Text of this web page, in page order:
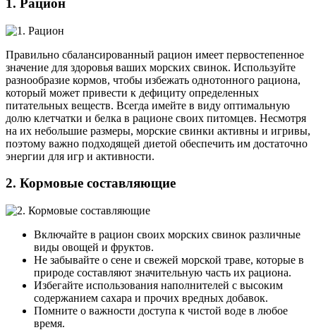
1. Рацион
Правильно сбалансированный рацион имеет первостепенное
значение для здоровья ваших морских свинок. Используйте
разнообразие кормов, чтобы избежать однотонного рациона,
который может привести к дефициту определенных
питательных веществ. Всегда имейте в виду оптимальную
долю клетчатки и белка в рационе своих питомцев. Несмотря
на их небольшие размеры, морские свинки активны и игривы,
поэтому важно подходящей диетой обеспечить им достаточно
энергии для игр и активности.
2. Кормовые составляющие
Включайте в рацион своих морских свинок различные
виды овощей и фруктов.
Не забывайте о сене и свежей морской траве, которые в
природе составляют значительную часть их рациона.
Избегайте использования наполнителей с высоким
содержанием сахара и прочих вредных добавок.
Помните о важности доступа к чистой воде в любое
время.